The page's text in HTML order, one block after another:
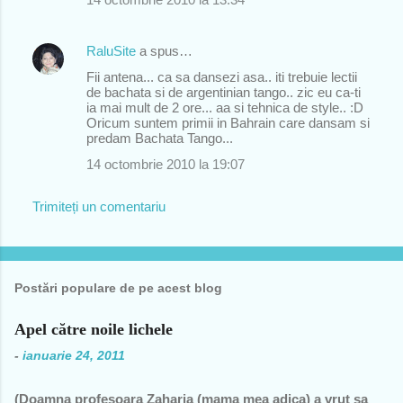
RaluSite a spus…
Fii antena... ca sa dansezi asa.. iti trebuie lectii
de bachata si de argentinian tango.. zic eu ca-ti
ia mai mult de 2 ore... aa si tehnica de style.. :D
Oricum suntem primii in Bahrain care dansam si
predam Bachata Tango...
14 octombrie 2010 la 19:07
Trimiteți un comentariu
Postări populare de pe acest blog
Apel către noile lichele
- ianuarie 24, 2011
(Doamna profesoara Zaharia (mama mea adica) a vrut sa